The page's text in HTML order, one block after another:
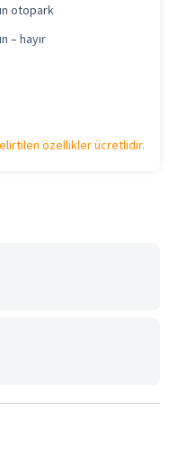
otopark
– hayır
özellikler ücretlidir.